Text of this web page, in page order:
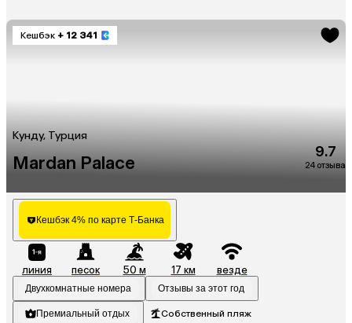
Кешбэк + 12 341
Кунду, Турция
Mardan Palace
9.7
24 отзыва
Кешбэк 4% по карте Т-Банка
линия песок 50 м 17 км везде
Двухкомнатные номера Отзывы за этот год
Премиальный отдых Собственный пляж